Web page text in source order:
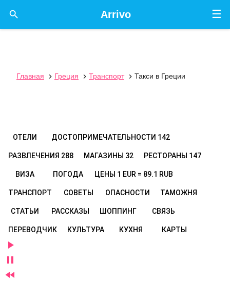
☰
Arrivo

Главная  Греция  Транспорт  Такси в Греции
ОТЕЛИ ДОСТОПРИМЕЧАТЕЛЬНОСТИ 142
РАЗВЛЕЧЕНИЯ 288 МАГАЗИНЫ 32 РЕСТОРАНЫ 147
ВИЗА ПОГОДА ЦЕНЫ 1 EUR = 89.1 RUB
ТРАНСПОРТ СОВЕТЫ ОПАСНОСТИ ТАМОЖНЯ
СТАТЬИ РАССКАЗЫ ШОППИНГ СВЯЗЬ
ПЕРЕВОДЧИК КУЛЬТУРА КУХНЯ КАРТЫ


